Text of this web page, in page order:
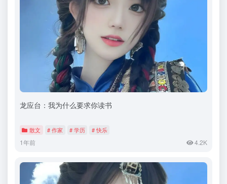
龙应台：我为什么要求你读书
散文 # 作家 # 学历 # 快乐
1年前 4.2K